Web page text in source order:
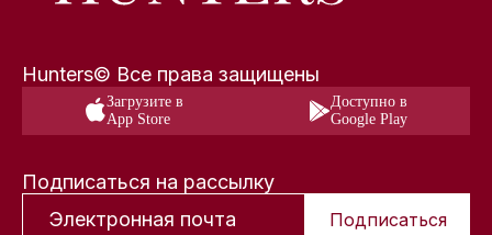
Hunters© Все права защищены
Загрузите в
App Store
Доступно в
Google Play
Подписаться на рассылку
Подписаться